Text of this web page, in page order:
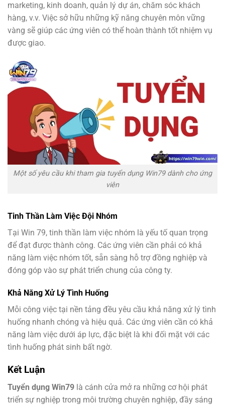
marketing, kinh doanh, quản lý dự án, chăm sóc khách
hàng, v.v. Việc sở hữu những kỹ năng chuyên môn vững
vàng sẽ giúp các ứng viên có thể hoàn thành tốt nhiệm vụ
được giao.
Một số yêu cầu khi tham gia tuyển dụng Win79 dành cho ứng
viên
Tinh Thần Làm Việc Đội Nhóm
Tại Win 79, tinh thần làm việc nhóm là yếu tố quan trọng
để đạt được thành công. Các ứng viên cần phải có khả
năng làm việc nhóm tốt, sẵn sàng hỗ trợ đồng nghiệp và
đóng góp vào sự phát triển chung của công ty.
Khả Năng Xử Lý Tình Huống
Mỗi công việc tại nền tảng đều yêu cầu khả năng xử lý tình
huống nhanh chóng và hiệu quả. Các ứng viên cần có khả
năng làm việc dưới áp lực, đặc biệt là khi đối mặt với các
tình huống phát sinh bất ngờ.
Kết Luận
Tuyển dụng Win79 là cánh cửa mở ra những cơ hội phát
triển sự nghiệp trong môi trường chuyên nghiệp, đầy sáng